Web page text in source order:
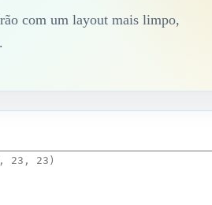
com um layout mais limpo,